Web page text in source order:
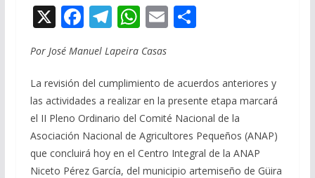
X F
ac
e
b
o
o
k
T
el
e
gr
a
m
W
at
s
A
p
p
E
l
C
p
ar
ti
r
Por José Manuel Lapeira Casas
La revisión del cumplimiento de acuerdos anteriores y
las actividades a realizar en la presente etapa marcará
el II Pleno Ordinario del Comité Nacional de la
Asociación Nacional de Agricultores Pequeños (ANAP)
que concluirá hoy en el Centro Integral de la ANAP
Niceto Pérez García, del municipio artemiseño de Güira